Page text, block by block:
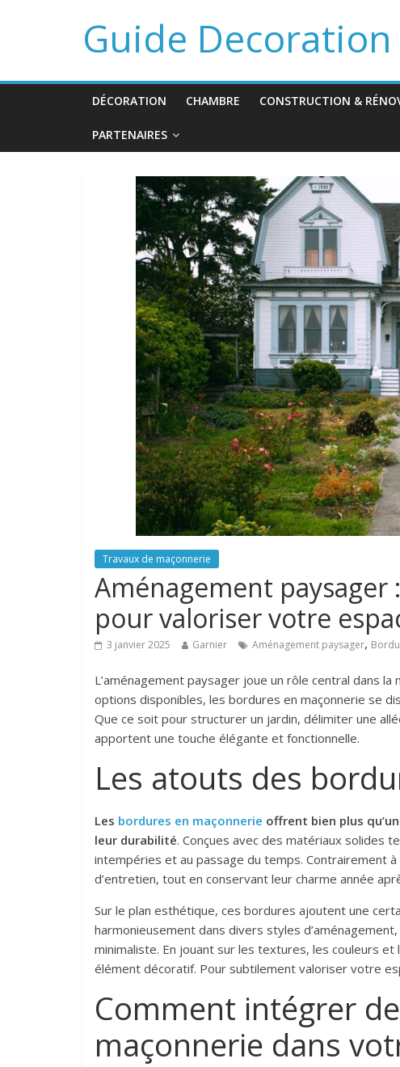
Guide Decoration
DÉCORATION CHAMBRE CONSTRUCTION &
PARTENAIRES
Travaux de maçonnerie
Aménagement
pour valoriser votre
3 janvier 2025 Garnier Aménagement paysager,
L’aménagement paysager joue un rôle central dans
options disponibles, les bordures en maçonnerie se
Que ce soit pour structurer un jardin, délimiter une
apportent une touche élégante et fonctionnelle.
Les atouts des
Les bordures en maçonnerie offrent bien plus
leur durabilité. Conçues avec des matériaux solides
intempéries et au passage du temps. Contrairement
d’entretien, tout en conservant leur charme année
Sur le plan esthétique, ces bordures ajoutent une
harmonieusement dans divers styles d’aménagement,
minimaliste. En jouant sur les textures, les couleurs
élément décoratif. Pour subtilement valoriser votre
Comment intégrer
maçonnerie dans